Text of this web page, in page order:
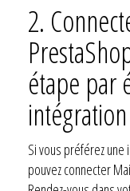
2.
étape par
Si vous préférez une
pouvez connecter